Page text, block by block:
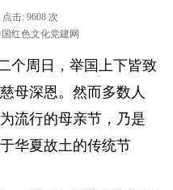
击: 9608 次
红色文化党建网
个周日，举国上下皆致
母深恩。然而多数人
流行的母亲节，乃是
华夏故土的传统节